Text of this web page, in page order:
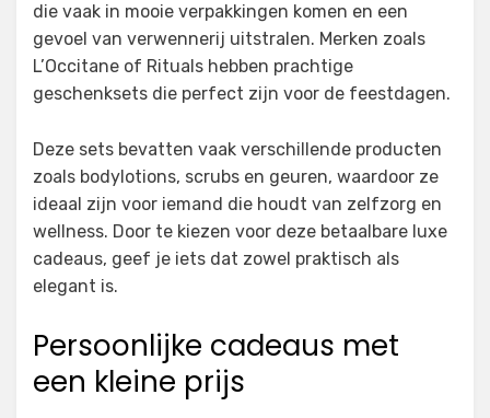
die vaak in mooie verpakkingen komen en een
gevoel van verwennerij uitstralen. Merken zoals
L’Occitane of Rituals hebben prachtige
geschenksets die perfect zijn voor de feestdagen.
Deze sets bevatten vaak verschillende producten
zoals bodylotions, scrubs en geuren, waardoor ze
ideaal zijn voor iemand die houdt van zelfzorg en
wellness. Door te kiezen voor deze betaalbare luxe
cadeaus, geef je iets dat zowel praktisch als
elegant is.
Persoonlijke cadeaus met
een kleine prijs